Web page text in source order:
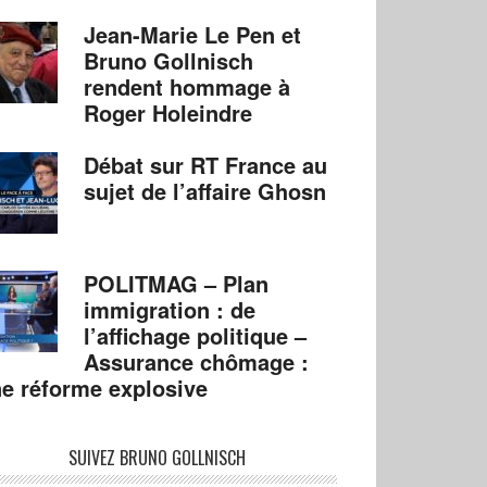
Jean-Marie Le Pen et
Bruno Gollnisch
rendent hommage à
Roger Holeindre
Débat sur RT France au
sujet de l’affaire Ghosn
POLITMAG – Plan
immigration : de
l’affichage politique –
Assurance chômage :
réforme explosive
SUIVEZ BRUNO GOLLNISCH